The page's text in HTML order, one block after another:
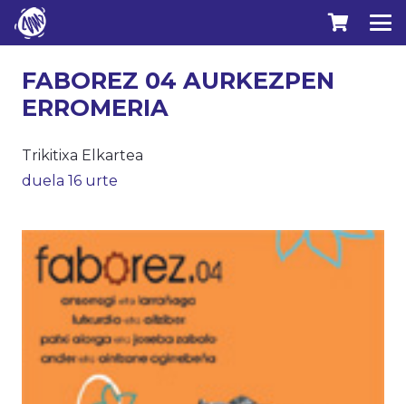
FABOREZ 04 AURKEZPEN
ERROMERIA
Trikitixa Elkartea
duela 16 urte